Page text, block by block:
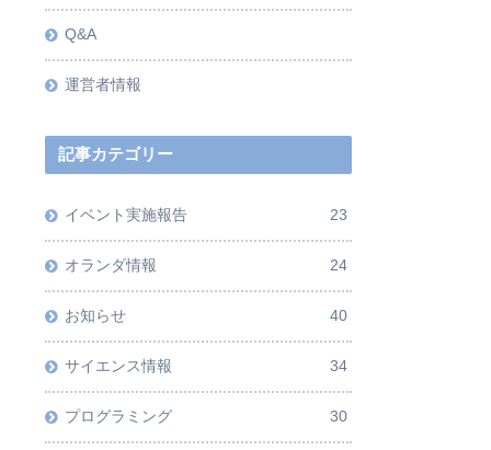
Q&A
運営者情報
記事カテゴリー
イベント実施報告 23
オランダ情報 24
お知らせ 40
サイエンス情報 34
プログラミング 30